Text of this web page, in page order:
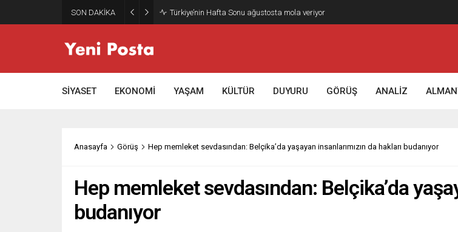
SON DAKİKA Gazze’nin geleceği: Teknokratik kontrol mü, kolonializm mi?
SİYASET EKONOMİ YAŞAM KÜLTÜR DUYURU GÖRÜŞ ANALİZ
Anasayfa Görüş Hep memleket sevdasından: Belçika’da yaşayan insanlarımızın da hakları budanıyor
Hep memleket sevdasından: Belçika’da
budanıyor